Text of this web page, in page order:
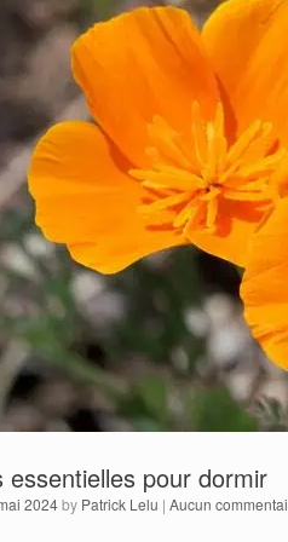
essentielles pour dormir
2024by Patrick Lelu | Aucun